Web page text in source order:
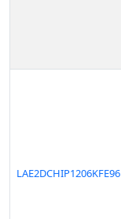
LAE2DCHIP1206KFE96